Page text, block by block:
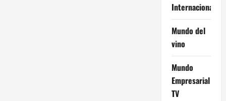
Internacional
Mundo del
vino
Mundo
Empresarial
TV